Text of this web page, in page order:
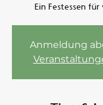
Ein Festessen für
Anmeldung